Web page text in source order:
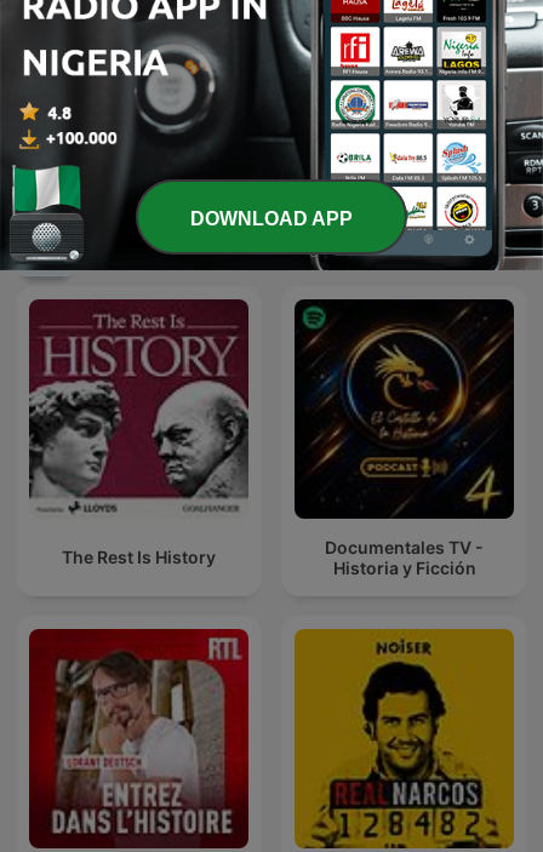
18th Century Criminals
International History podcasts
The Rest Is History
Documentales TV -
Historia y Ficción
DOWNLOAD APP